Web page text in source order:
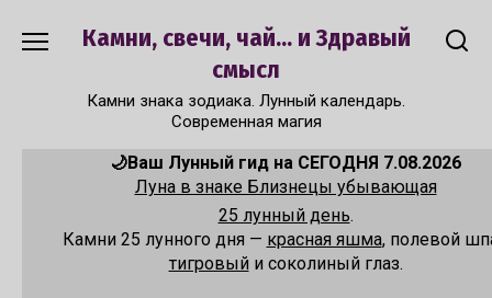
Камни, свечи, чай... и Здравый
смысл
Камни знака зодиака. Лунный календарь.
Современная магия
🌙Ваш Лунный гид на СЕГОДНЯ 7.08.2026
Луна в знаке Близнецы убывающая
25 лунный день.
Камни 25 лунного дня — красная яшма, полевой
тигровыйи соколиный глаз.